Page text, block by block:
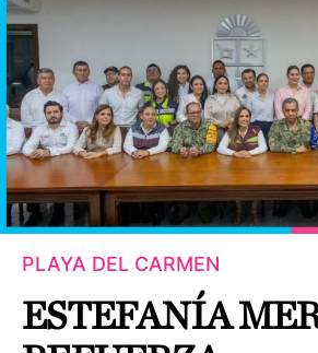
PLAYA DEL CARMEN
ESTEFANÍA